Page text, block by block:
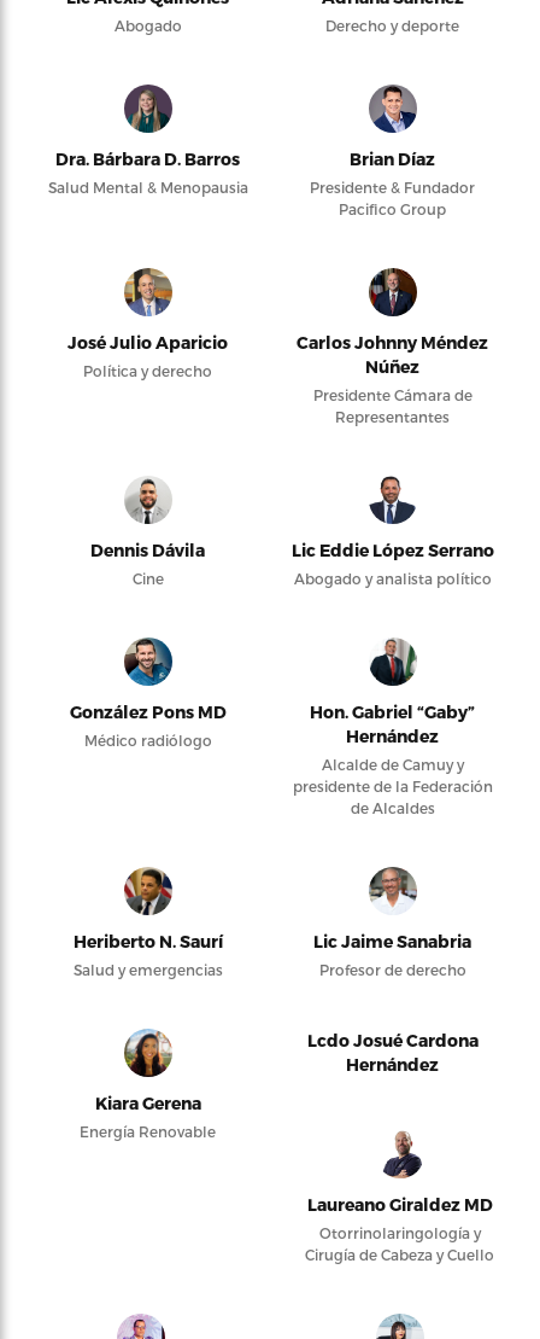
Abogado Derecho y deporte
Dra. Bárbara D. Barros
Salud Mental & Menopausia
Brian Díaz
Presidente & Fundador
Pacifico Group
José Julio Aparicio
Política y derecho
Carlos Johnny Méndez
Núñez
Presidente Cámara de
Representantes
Dennis Dávila
Cine
Lic Eddie López Serrano
Abogado y analista político
González Pons MD
Médico radiólogo
Hon. Gabriel “Gaby”
Hernández
Alcalde de Camuy y
presidente de la Federación
de Alcaldes
Heriberto N. Saurí
Salud y emergencias
Lic Jaime Sanabria
Profesor de derecho
Kiara Gerena
Energía Renovable
Lcdo Josué Cardona
Hernández
Laureano Giraldez MD
Otorrinolaringología y
Cirugía de Cabeza y Cuello